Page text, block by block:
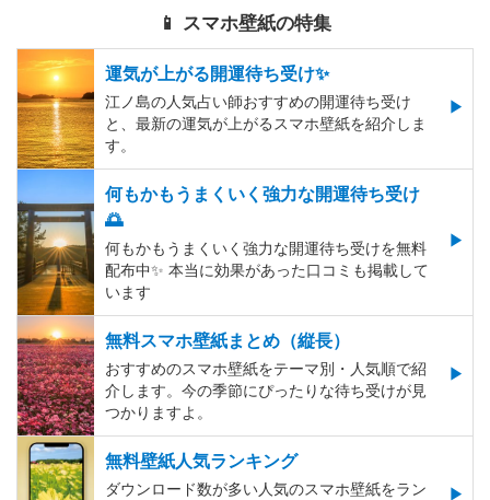
📱 スマホ壁紙の特集
運気が上がる開運待ち受け✨
江ノ島の人気占い師おすすめの開運待ち受け
と、最新の運気が上がるスマホ壁紙を紹介しま
す。
何もかもうまくいく強力な開運待ち受け
🌅
何もかもうまくいく強力な開運待ち受けを無料
配布中✨️ 本当に効果があった口コミも掲載して
います
無料スマホ壁紙まとめ（縦長）
おすすめのスマホ壁紙をテーマ別・人気順で紹
介します。今の季節にぴったりな待ち受けが見
つかりますよ。
無料壁紙人気ランキング
ダウンロード数が多い人気のスマホ壁紙をラン